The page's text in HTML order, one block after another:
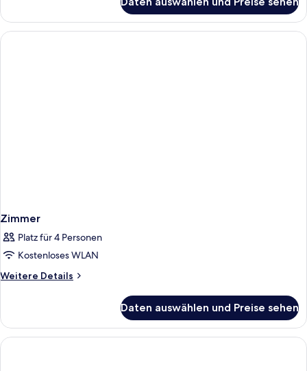
Doppel-
oder
-
Zimmer
Platz für 4 Personen
Kostenloses WLAN
Weitere Details
Weitere
Daten auswählen und Preise sehen